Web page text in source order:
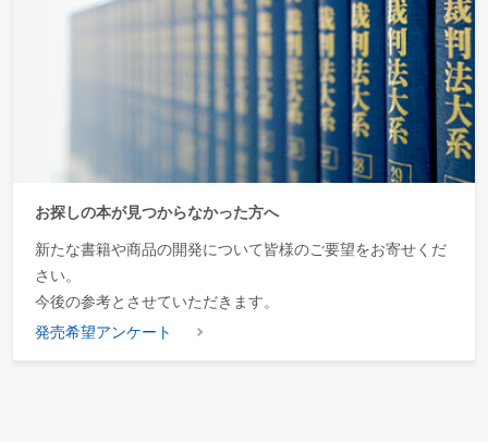
お探しの本が見つからなかった方へ
新たな書籍や商品の開発について皆様のご要望をお寄せくだ
さい。
今後の参考とさせていただきます。
発売希望アンケート